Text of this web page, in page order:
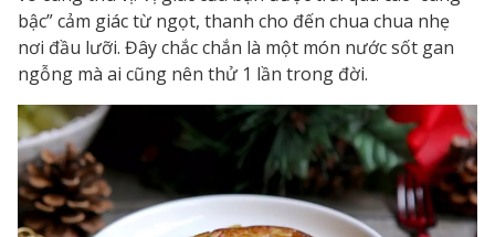
bậc” cảm giác từ ngọt, thanh cho đến chua chua nhẹ
nơi đầu lưỡi. Đây chắc chắn là một món nước sốt gan
ngỗng mà ai cũng nên thử 1 lần trong đời.